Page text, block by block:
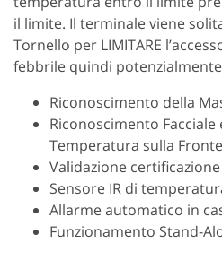
il limite. Il terminale viene
Tornello per LIMITARE
febbrile quindi potenzialmente
Riconoscimento della
Riconoscimento
Temperatura sulla Fronte
Validazione
Sensore IR di
Allarme automatico in
Funzionamento Stand-